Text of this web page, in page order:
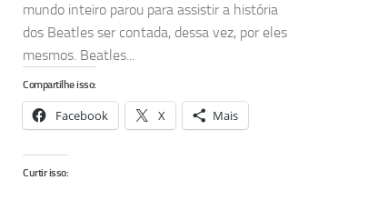
mundo inteiro parou para assistir a história
dos Beatles ser contada, dessa vez, por eles
mesmos. Beatles...
Compartilhe isso:
Facebook X Mais
Curtir isso: